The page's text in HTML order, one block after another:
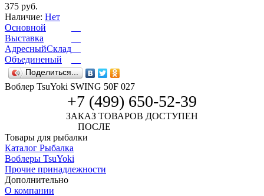
375 руб.
Наличие: Нет
Основной
Выставка
АдресныйСклад
Объединеный
Поделиться...
Воблер TsuYoki SWING 50F 027
+7 (499) 650-52-39
ЗАКАЗ ТОВАРОВ ДОСТУПЕН
ПОСЛЕ
Товары для рыбалки
Каталог Рыбалка
Воблеры TsuYoki
Прочие принадлежности
Дополнительно
О компании